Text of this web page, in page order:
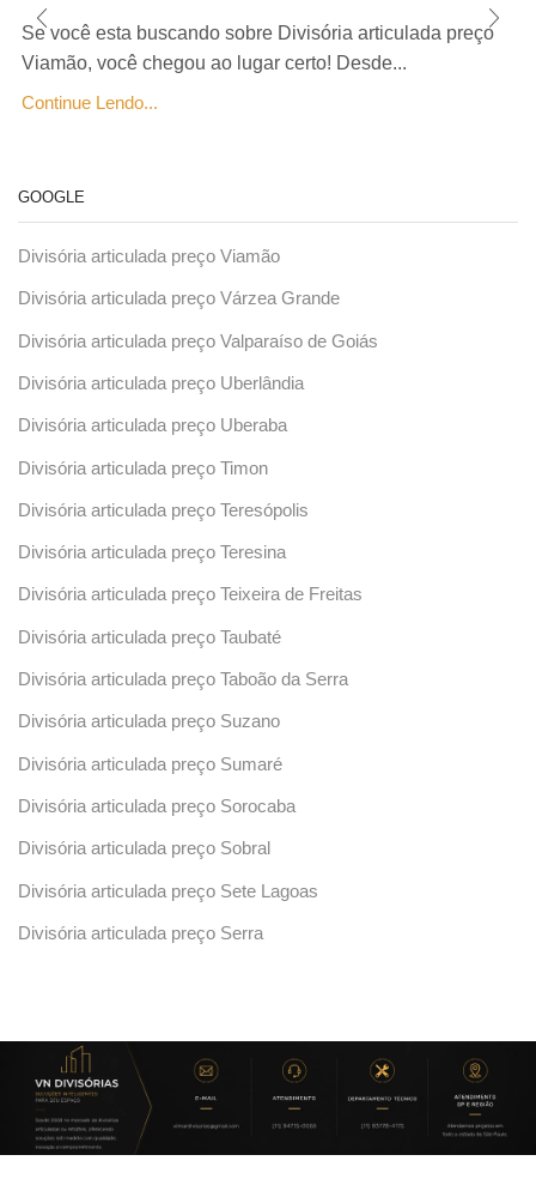
Se você esta buscando sobre Divisória articulada preço
Viamão, você chegou ao lugar certo! Desde...
Continue Lendo...
GOOGLE
Divisória articulada preço Viamão
Divisória articulada preço Várzea Grande
Divisória articulada preço Valparaíso de Goiás
Divisória articulada preço Uberlândia
Divisória articulada preço Uberaba
Divisória articulada preço Timon
Divisória articulada preço Teresópolis
Divisória articulada preço Teresina
Divisória articulada preço Teixeira de Freitas
Divisória articulada preço Taubaté
Divisória articulada preço Taboão da Serra
Divisória articulada preço Suzano
Divisória articulada preço Sumaré
Divisória articulada preço Sorocaba
Divisória articulada preço Sobral
Divisória articulada preço Sete Lagoas
Divisória articulada preço Serra